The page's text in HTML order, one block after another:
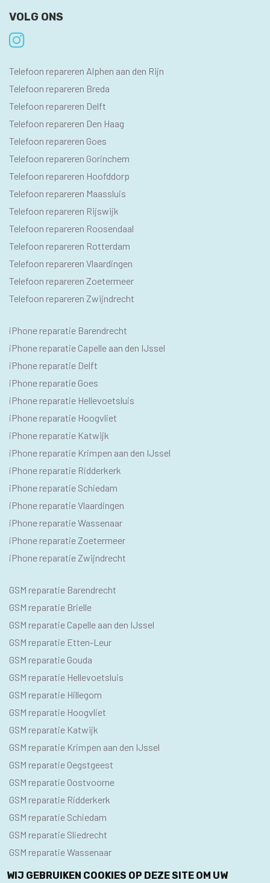
VOLG ONS
SEO
PAGINA'S
Telefoon repareren Alphen aan den Rijn
Telefoon repareren Breda
Telefoon repareren Delft
Telefoon repareren Den Haag
Telefoon repareren Goes
Telefoon repareren Gorinchem
Telefoon repareren Hoofddorp
Telefoon repareren Maassluis
Telefoon repareren Rijswijk
Telefoon repareren Roosendaal
Telefoon repareren Rotterdam
Telefoon repareren Vlaardingen
Telefoon repareren Zoetermeer
Telefoon repareren Zwijndrecht
IPHONE
SEO
TEKSTEN
iPhone reparatie Barendrecht
iPhone reparatie Capelle aan den IJssel
iPhone reparatie Delft
iPhone reparatie Goes
iPhone reparatie Hellevoetsluis
iPhone reparatie Hoogvliet
iPhone reparatie Katwijk
iPhone reparatie Krimpen aan den IJssel
iPhone reparatie Ridderkerk
iPhone reparatie Schiedam
iPhone reparatie Vlaardingen
iPhone reparatie Wassenaar
iPhone reparatie Zoetermeer
iPhone reparatie Zwijndrecht
SEO
GSM
GSM reparatie Barendrecht
GSM reparatie Brielle
GSM reparatie Capelle aan den IJssel
GSM reparatie Etten-Leur
GSM reparatie Gouda
GSM reparatie Hellevoetsluis
GSM reparatie Hillegom
GSM reparatie Hoogvliet
GSM reparatie Katwijk
GSM reparatie Krimpen aan den IJssel
GSM reparatie Oegstgeest
GSM reparatie Oostvoorne
GSM reparatie Ridderkerk
GSM reparatie Schiedam
GSM reparatie Sliedrecht
GSM reparatie Wassenaar
WIJ GEBRUIKEN COOKIES OP DEZE SITE OM UW